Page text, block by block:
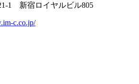
1 新宿ロイヤルビル805
c.co.jp/